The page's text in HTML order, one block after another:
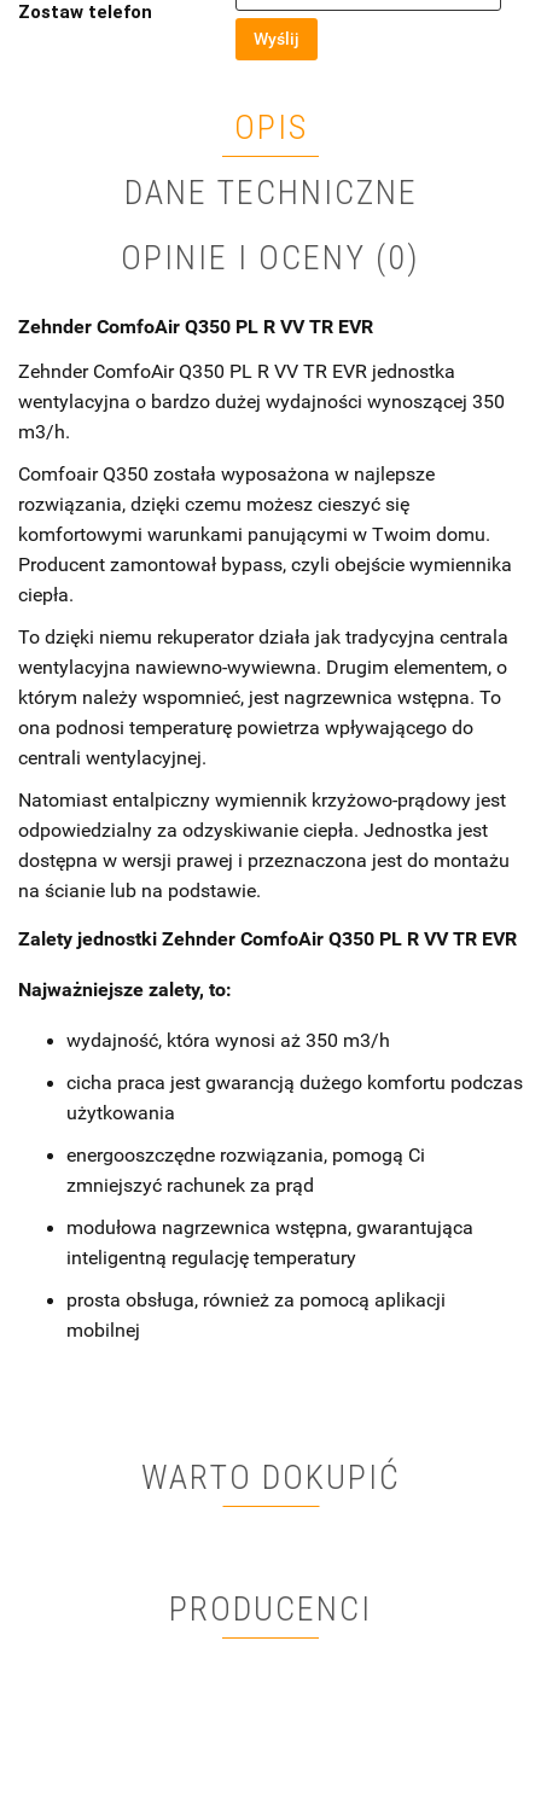
Zostaw telefon
Wyślij
OPIS
DANE TECHNICZNE
OPINIE I OCENY (0)
Zehnder ComfoAir Q350 PL R VV TR EVR
Zehnder ComfoAir Q350 PL R VV TR EVR jednostka
wentylacyjna o bardzo dużej wydajności wynoszącej 350
m3/h.
Comfoair Q350 została wyposażona w najlepsze
rozwiązania, dzięki czemu możesz cieszyć się
komfortowymi warunkami panującymi w Twoim domu.
Producent zamontował bypass, czyli obejście wymiennika
ciepła.
To dzięki niemu rekuperator działa jak tradycyjna centrala
wentylacyjna nawiewno-wywiewna. Drugim elementem, o
którym należy wspomnieć, jest nagrzewnica wstępna. To
ona podnosi temperaturę powietrza wpływającego do
centrali wentylacyjnej.
Natomiast entalpiczny wymiennik krzyżowo-prądowy jest
odpowiedzialny za odzyskiwanie ciepła. Jednostka jest
dostępna w wersji prawej i przeznaczona jest do montażu
na ścianie lub na podstawie.
Zalety jednostki Zehnder ComfoAir Q350 PL R VV TR EVR
Najważniejsze zalety, to:
wydajność, która wynosi aż 350 m3/h
cicha praca jest gwarancją dużego komfortu podczas
użytkowania
energooszczędne rozwiązania, pomogą Ci
zmniejszyć rachunek za prąd
modułowa nagrzewnica wstępna, gwarantująca
inteligentną regulację temperatury
prosta obsługa, również za pomocą aplikacji
mobilnej
WARTO DOKUPIĆ
PRODUCENCI